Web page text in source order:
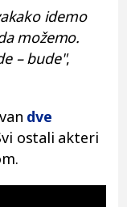
idemo
možemo.
– bude",
dve
ostali akteri